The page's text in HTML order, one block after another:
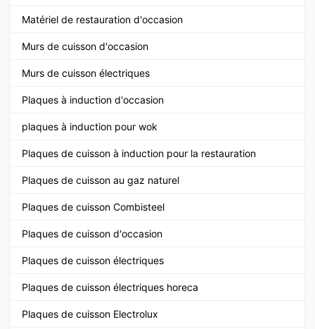
Matériel de restauration d'occasion
Murs de cuisson d'occasion
Murs de cuisson électriques
Plaques à induction d'occasion
plaques à induction pour wok
Plaques de cuisson à induction pour la restauration
Plaques de cuisson au gaz naturel
Plaques de cuisson Combisteel
Plaques de cuisson d'occasion
Plaques de cuisson électriques
Plaques de cuisson électriques horeca
Plaques de cuisson Electrolux